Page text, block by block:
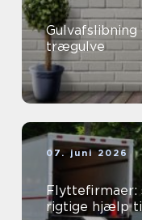
trægulve
07. juni 2026
Flyttefirmaer:
rigtige hjælp